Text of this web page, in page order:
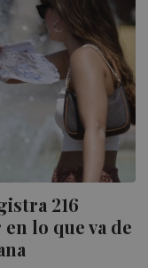
216
lo que va de